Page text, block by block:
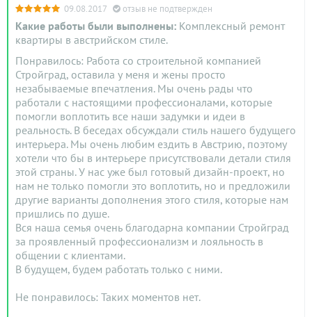
09.08.2017 отзыв не подтвержден
Какие работы были выполнены: Комплексный ремонт
квартиры в австрийском стиле.
Понравилось: Работа со строительной компанией
Стройград, оставила у меня и жены просто
незабываемые впечатления. Мы очень рады что
работали с настоящими профессионалами, которые
помогли воплотить все наши задумки и идеи в
реальность. В беседах обсуждали стиль нашего будущего
интерьера. Мы очень любим ездить в Австрию, поэтому
хотели что бы в интерьере присутствовали детали стиля
этой страны. У нас уже был готовый дизайн-проект, но
нам не только помогли это воплотить, но и предложили
другие варианты дополнения этого стиля, которые нам
пришлись по душе.
Вся наша семья очень благодарна компании Стройград
за проявленный профессионализм и лояльность в
общении с клиентами.
В будущем, будем работать только с ними.
Не понравилось: Таких моментов нет.